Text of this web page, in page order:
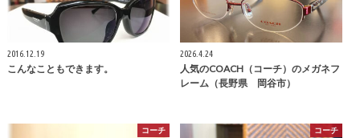
2016.12.19
こんなこともできます。
2026.4.24
人気のCOACH（コーチ）のメガネフ
レーム（長野県 岡谷市）
コーチ コーチ